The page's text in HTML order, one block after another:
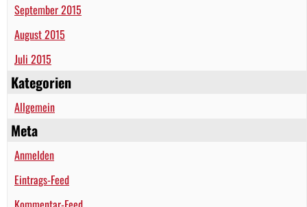
September 2015
August 2015
Juli 2015
Kategorien
Allgemein
Meta
Anmelden
Eintrags-Feed